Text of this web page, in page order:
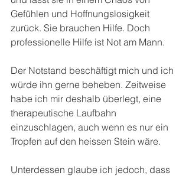
Gefühlen und Hoffnungslosigkeit
zurück. Sie brauchen Hilfe. Doch
professionelle Hilfe ist Not am Mann.
Der Notstand beschäftigt mich und ich
würde ihn gerne beheben. Zeitweise
habe ich mir deshalb überlegt, eine
therapeutische Laufbahn
einzuschlagen, auch wenn es nur ein
Tropfen auf den heissen Stein wäre.
Unterdessen glaube ich jedoch, dass